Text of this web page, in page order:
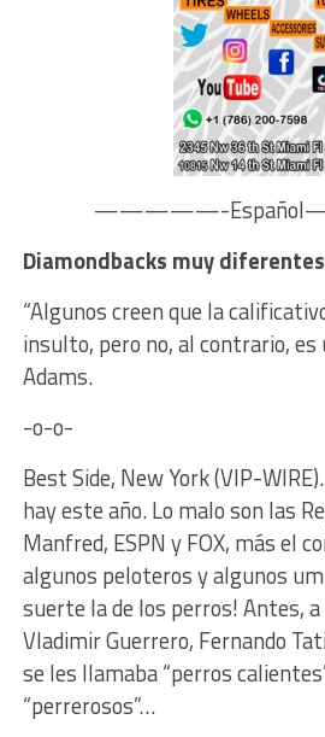
—————-
Diamondbacks muy diferentes
“Algunos creen que la
insulto, pero no, al contrario, es
Adams.
-o-o-
Best Side, New York (VIP-
hay este año. Lo malo son las
Manfred, ESPN y FOX, más el
algunos peloteros y algunos
suerte la de los perros! Antes,
Vladimir Guerrero, Fernando
se les llamaba “perros
“perrerosos”…